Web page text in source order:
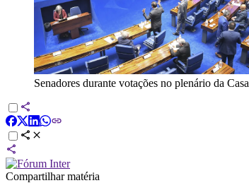
Senadores durante votações no plenário da Casa
Compartilhar matéria